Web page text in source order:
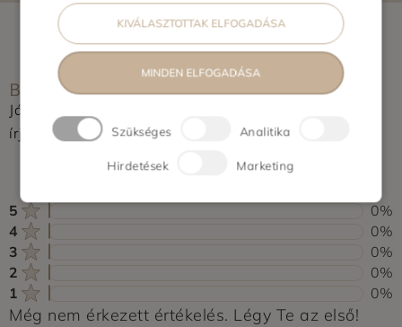
BOLT ÉRTÉKELÉSE
Jártál már itt? Segítsd a többieket, értékeld a helyet és
írj pár soros véleményt.
5
0%
4
0%
3
0%
2
0%
1
0%
Még nem érkezett értékelés. Légy Te az első!
KIVÁLASZTOTTAK ELFOGADÁSA
MINDEN ELFOGADÁSA
Szükséges Analitika
Hirdetések Marketing